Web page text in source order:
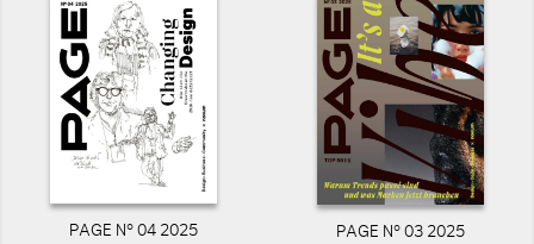
PAGE N° 04 2025 PAGE N° 03 2025